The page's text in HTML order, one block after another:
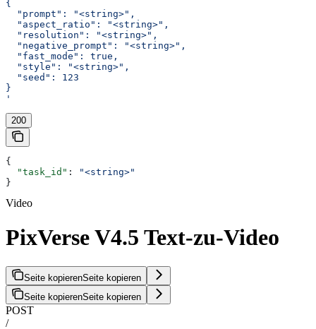
{
  "prompt": "<string>",
  "aspect_ratio": "<string>",
  "resolution": "<string>",
  "negative_prompt": "<string>",
  "fast_mode": true,
  "style": "<string>",
  "seed": 123
}
'
200
{
  "task_id"
:
"<string>"
}
Video
PixVerse V4.5 Text-zu-Video
Seite kopierenSeite kopieren
Seite kopierenSeite kopieren
POST
/